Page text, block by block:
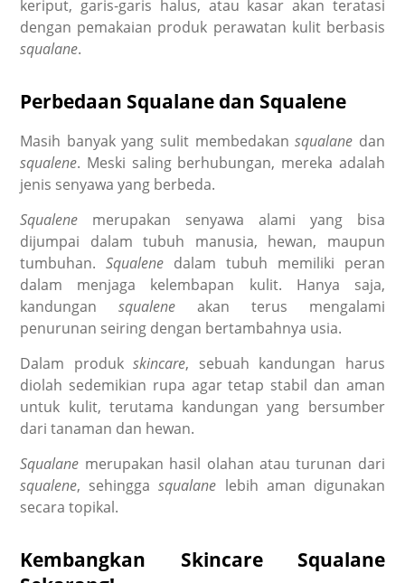
keriput, garis-garis halus, atau kasar akan teratasi
dengan pemakaian produk perawatan kulit berbasis
squalane.
Perbedaan Squalane dan Squalene
Masih banyak yang sulit membedakansqualane dan
squalene. Meski saling berhubungan, mereka adalah
jenis senyawa yang berbeda.
Squalene merupakan senyawa alami yang bisa
dijumpai dalam tubuh manusia, hewan, maupun
tumbuhan.Squalene dalam tubuh memiliki peran
dalam menjaga kelembapan kulit. Hanya saja,
kandungansqualeneakan terus mengalami
penurunan seiring dengan bertambahnya usia.
Dalam produkskincare, sebuah kandungan harus
diolah sedemikian rupa agar tetap stabil dan aman
untuk kulit, terutama kandungan yang bersumber
dari tanaman dan hewan.
Squalane merupakan hasil olahan atau turunan dari
squalene, sehinggasqualane lebih aman digunakan
secara topikal.
Kembangkan Skincare Squalane